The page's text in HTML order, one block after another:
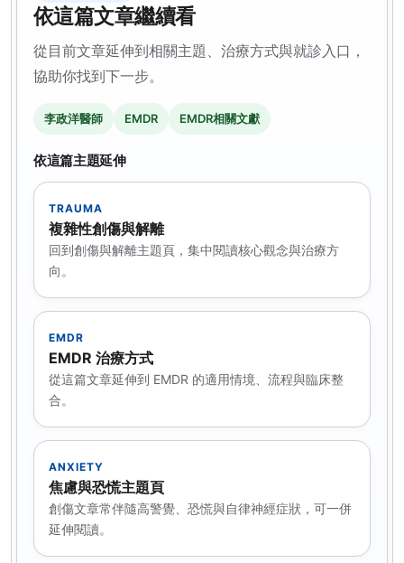
依這篇文章繼續看
從目前文章延伸到相關主題、治療方式與就診入口，
協助你找到下一步。
李政洋醫師 EMDR EMDR相關文獻
依這篇主題延伸
TRAUMA
複雜性創傷與解離
回到創傷與解離主題頁，集中閱讀核心觀念與治療方
向。
EMDR
EMDR 治療方式
從這篇文章延伸到 EMDR 的適用情境、流程與臨床整
合。
ANXIETY
焦慮與恐慌主題頁
創傷文章常伴隨高警覺、恐慌與自律神經症狀，可一併
延伸閱讀。